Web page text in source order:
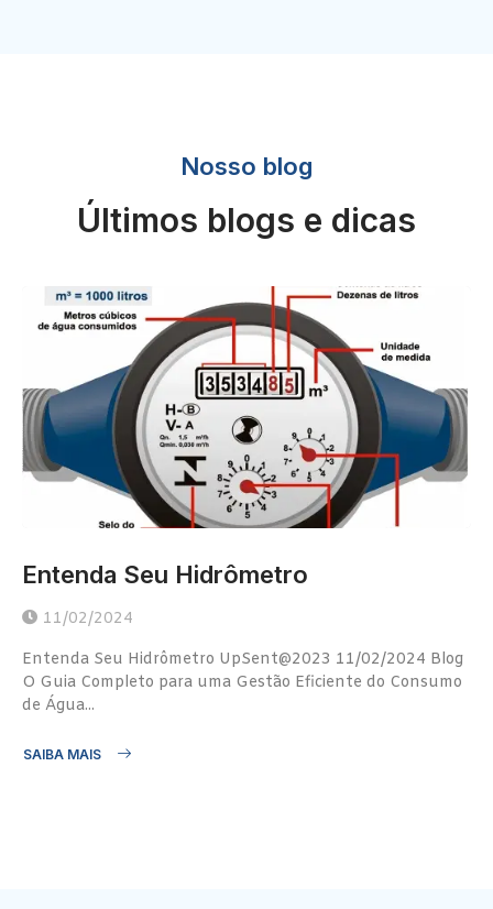
Nosso blog
Últimos blogs e dicas
Entenda Seu Hidrômetro
11/02/2024
Entenda Seu Hidrômetro UpSent@2023 11/02/2024 Blog
O Guia Completo para uma Gestão Eficiente do Consumo
de Água...
SAIBA MAIS